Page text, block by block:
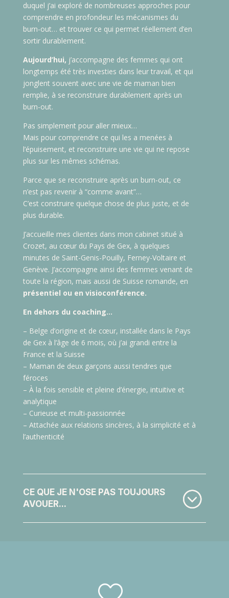
duquel j’ai exploré de nombreuses approches pour
comprendre en profondeur les mécanismes du
burn-out… et trouver ce qui permet réellement d’en
sortir durablement.
Aujourd’hui, j’accompagne des femmes qui ont
longtemps été très investies dans leur travail, et qui
jonglent souvent avec une vie de maman bien
remplie, à se reconstruire durablement après un
burn-out.
Pas simplement pour aller mieux…
Mais pour comprendre ce qui les a menées à
l’épuisement, et reconstruire une vie qui ne repose
plus sur les mêmes schémas.
Parce que se reconstruire après un burn-out, ce
n’est pas revenir à “comme avant”…
C’est construire quelque chose de plus juste, et de
plus durable.
J’accueille mes clientes dans mon cabinet situé à
Crozet, au cœur du Pays de Gex, à quelques
minutes de Saint-Genis-Pouilly, Ferney-Voltaire et
Genève. J’accompagne ainsi des femmes venant de
toute la région, mais aussi de Suisse romande, en
présentiel ou en visioconférence.
En dehors du coaching…
– Belge d’origine et de cœur, installée dans le Pays
de Gex à l’âge de 6 mois, où j’ai grandi entre la
France et la Suisse
– Maman de deux garçons aussi tendres que
féroces
– À la fois sensible et pleine d’énergie, intuitive et
analytique
– Curieuse et multi-passionnée
– Attachée aux relations sincères, à la simplicité et à
l’authenticité
CE QUE JE N'OSE PAS TOUJOURS
AVOUER...